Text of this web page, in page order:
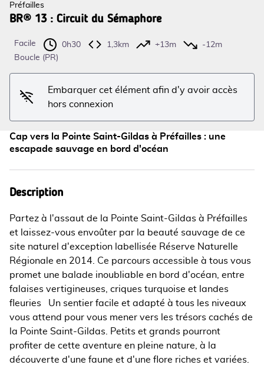
Voir l'image en plein écran
Préfailles
BR® 13 : Circuit du Sémaphore
Facile 0h30 1,3km +13m
-12m
Boucle (PR)
Embarquer cet élément afin d'y avoir accès
hors connexion
Cap vers la Pointe Saint-Gildas à Préfailles : une
escapade sauvage en bord d'océan
Description
Partez à l'assaut de la Pointe Saint-Gildas à Préfailles
et laissez-vous envoûter par la beauté sauvage de ce
site naturel d'exception labellisée Réserve Naturelle
Régionale en 2014. Ce parcours accessible à tous vous
promet une balade inoubliable en bord d'océan, entre
falaises vertigineuses, criques turquoise et landes
fleuries Un sentier facile et adapté à tous les niveaux
vous attend pour vous mener vers les trésors cachés de
la Pointe Saint-Gildas. Petits et grands pourront
profiter de cette aventure en pleine nature, à la
découverte d'une faune et d'une flore riches et variées.